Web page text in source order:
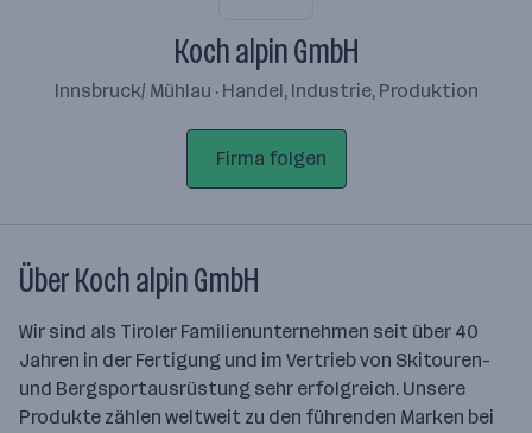
Koch alpin GmbH
Innsbruck/ Mühlau · Handel, Industrie, Produktion
Firma folgen
Über Koch alpin GmbH
Wir sind als Tiroler Familienunternehmen seit über 40
Jahren in der Fertigung und im Vertrieb von Skitouren-
und Bergsportausrüstung sehr erfolgreich. Unsere
Produkte zählen weltweit zu den führenden Marken bei